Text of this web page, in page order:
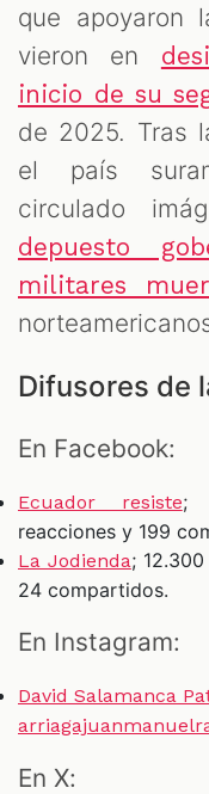
que apoyaron
vieron en
inicio de su
de 2025. Tras
el país
circulado
depuesto
militares
Difusores de
En Facebook:
Ecuador resiste;
reacciones y 199
La Jodienda;
24 compartidos.
En Instagram:
David Salamanca
En X: